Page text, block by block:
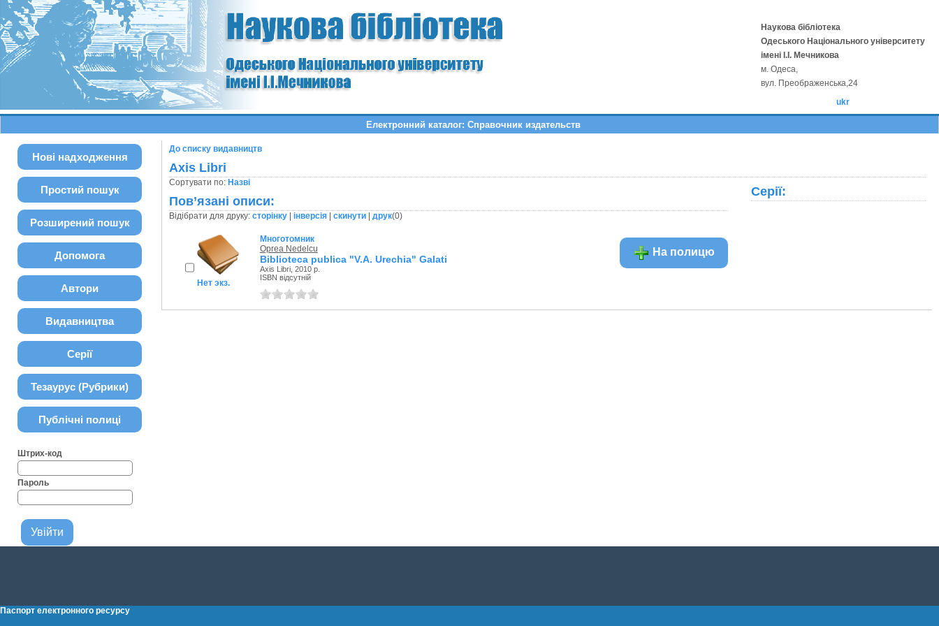
Наукова бібліотека
Одеського Національного університету
імені І.І. Мечникова
м. Одеса,
вул. Преображенська,24
ukr
Електронний каталог: Справочник издательств
Нові надходження
Простий пошук
Розширений пошук
Допомога
Автори
Видавництва
Серії
Тезаурус (Рубрики)
Публічні полиці
Штрих-код
Пароль
До списку видавництв
Axis Libri
Сортувати по: Назві
Пов’язані описи:
Відібрати для друку: сторінку| інверсія| скинути| друк(0)
Нет экз.
Многотомник
Oprea Nedelcu
Biblioteca publica "V.A. Urechia" Galati
Axis Libri, 2010 р.
ISBN відсутній
На полицю
Серії:
Паспорт електронного ресурсу